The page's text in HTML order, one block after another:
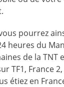
pourrez
heures du
de la TNT
TF1, France 2,
étiez en